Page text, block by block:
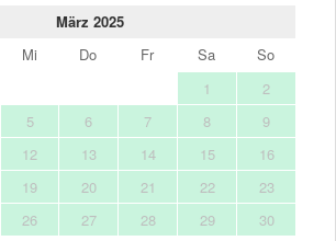
März 2025
Mi Do Fr Sa
So
1
2
5 6 7 8
9
12 13 14 15
16
19 20 21 22
23
26 27 28 29
30